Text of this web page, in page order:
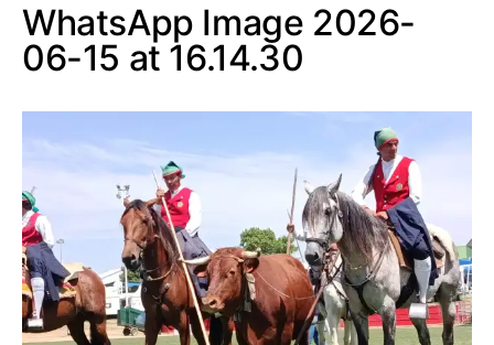
WhatsApp Image 2026-
06-15 at 16.14.30